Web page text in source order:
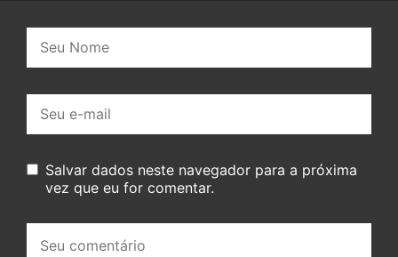
mail:
Salvar dados neste navegador para a próxima
vez que eu for comentar.
comentário: